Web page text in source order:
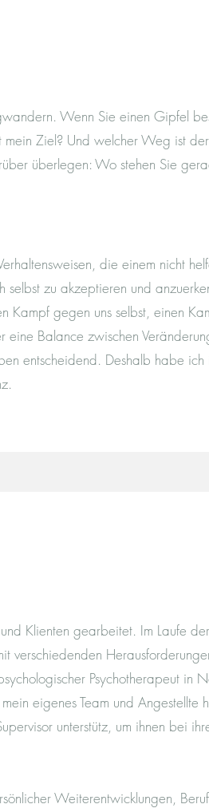
Wenn Sie einen Gipfel
Ziel? Und welcher Weg ist
überlegen: Wo stehen Sie
die einem nicht
zu akzeptieren und
Kampf gegen uns selbst, einen
Balance zwischen
entscheidend. Deshalb habe ich
Klienten gearbeitet. Im Laufe
verschiedenden
Psychotherapeut in
eigenes Team und Angestellte
unterstütz, um ihnen bei
Weiterentwicklungen,